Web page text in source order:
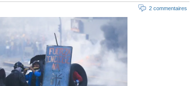
2 commentaires